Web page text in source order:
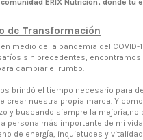
de Transformación
medio de la pandemia del COVID-
sin precedentes, encontramos
cambiar el rumbo.
brindó el tiempo necesario para
crear nuestra propia marca. Y
y buscando siempre la mejoría,no
persona más importante de mi
de energía, inquietudes y